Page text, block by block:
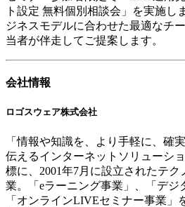
ト設定 無料個別相談会」を実施し
ジネスモデルに合わせた最適なチ
当者が伴走してご提案します。
会社情報
ロゴスウェア株式会社
「情報や知識を、より手軽に、確
伝えるインターネットソリューシ
標に、2001年7月に設立されたテ
業。「eラーニング事業」、「デジ
「オンラインLIVEセミナー事業」